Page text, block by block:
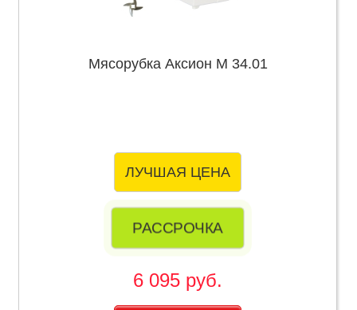
Мясорубка Аксион М 34.01
ЛУЧШАЯ ЦЕНА
РАССРОЧКА
6 095 руб.